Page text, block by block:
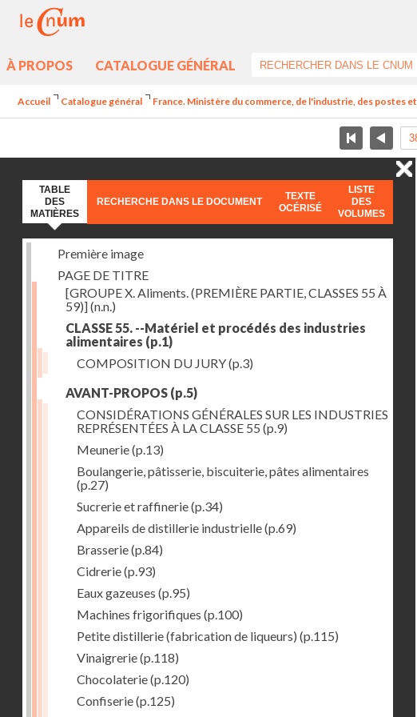
À PROPOS CATALOGUE GÉNÉRAL
Accueil Catalogue général France. Ministère du commerce, de l'industrie, des postes
TABLE
DES
MATIÈRES
RECHERCHE DANS LE DOCUMENT
TEXTE
OCÉRISÉ
LISTE
DES
VOLUMES
Première image
PAGE DE TITRE
[GROUPE X. Aliments. (PREMIÈRE PARTIE, CLASSES 55 À
59)](n.n.)
CLASSE 55. --Matériel et procédés des industries
alimentaires (p.1)
COMPOSITION DU JURY(p.3)
AVANT-PROPOS (p.5)
CONSIDÉRATIONS GÉNÉRALES SUR LES INDUSTRIES
REPRÉSENTÉES À LA CLASSE 55 (p.9)
Meunerie(p.13)
Boulangerie, pâtisserie, biscuiterie, pâtes alimentaires
(p.27)
Sucrerie et raffinerie(p.34)
Appareils de distillerie industrielle(p.69)
Brasserie(p.84)
Cidrerie(p.93)
Eaux gazeuses (p.95)
Machines frigorifiques (p.100)
Petite distillerie (fabrication de liqueurs) (p.115)
Vinaigrerie(p.118)
Chocolaterie(p.120)
Confiserie(p.125)